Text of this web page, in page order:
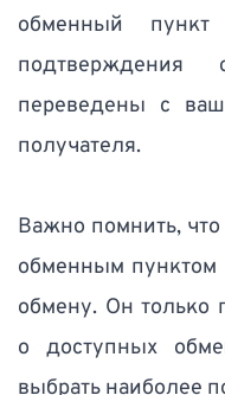
обменный
подтверждения
переведены с
получателя.
Важно помнить, что
обменным пунктом
обмену. Он только
о доступных
выбрать наиболее